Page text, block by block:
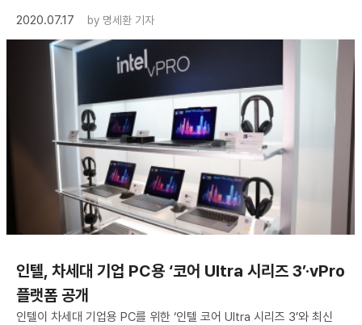
2020.07.17
by 명세환 기자
인텔, 차세대 기업 PC용 ‘코어 Ultra 시리즈 3’·vPro
플랫폼 공개
인텔이 차세대 기업용 PC를 위한 ‘인텔 코어 Ultra 시리즈 3’와 최신